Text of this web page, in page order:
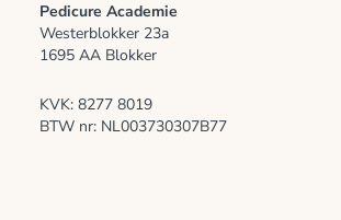
Pedicure Academie
Westerblokker 23a
1695 AA Blokker
KVK: 8277 8019
BTW nr: NL003730307B77